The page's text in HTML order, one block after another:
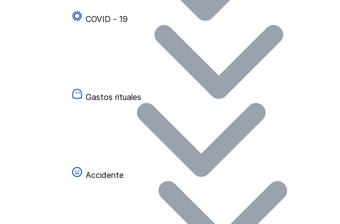
COVID - 19
Gastos rituales
Accidente